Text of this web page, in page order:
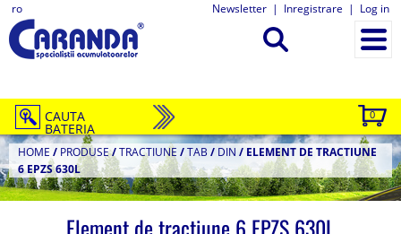
ro Newsletter | Inregistrare | Log in
0
CAUTA
BATERIA
HOME / PRODUSE/TRACTIUNE /TAB / DIN / ELEMENT DE TRACTIUNE
6 EPZS 630L